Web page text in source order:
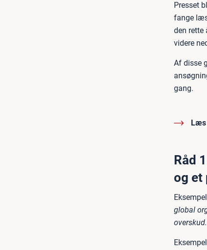
Presset
fange
den rette
videre
Af disse
gang.
Læs
Råd
og et
global
overskud.